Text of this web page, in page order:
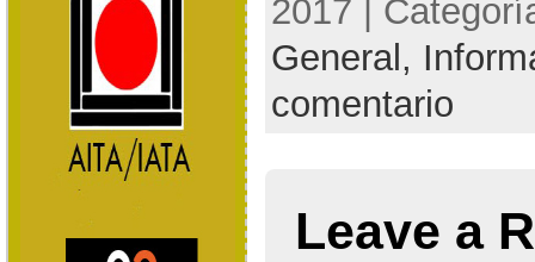
2017 |
General,
comentario
Leave a